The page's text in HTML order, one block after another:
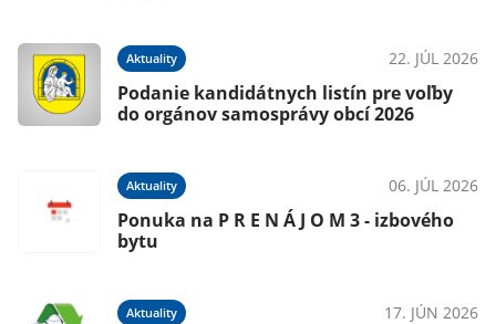
Aktuality 22. JÚL 2026
Podanie kandidátnych listín pre voľby
do orgánov samosprávy obcí 2026
Aktuality 06. JÚL 2026
Ponuka na P R E N Á J O M 3 - izbového
bytu
Aktuality 17. JÚN 2026